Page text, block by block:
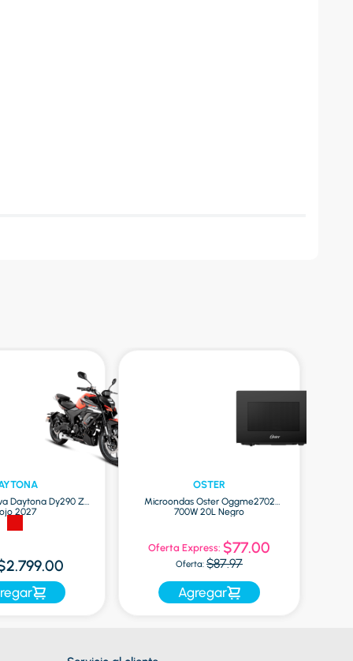
Daytona Dy290 Zr
2027
OSTER
Microondas Oster Oggme2702
700W 20L Negro
Oferta Express: $77.00
Oferta: $87.97
Agregar